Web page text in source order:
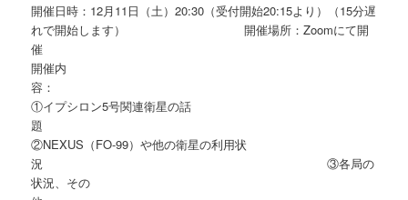
開催日時：12月11日（土）20:30（受付開始20:15より）（15分遅
れで開始します） 開催場所：Zoomにて開
催
開催内
容
①イプシロン5号関連衛星の話
②NEXUS（FO-99）や他の衛星の利用状
況 ③各局の
状況、その